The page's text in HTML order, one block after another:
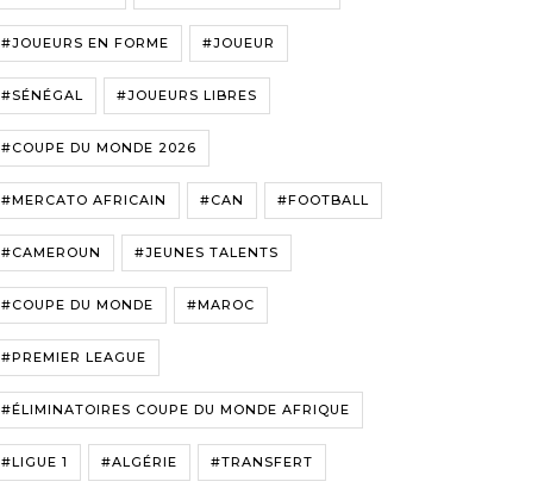
#JOUEURS EN FORME #JOUEUR
#SÉNÉGAL #JOUEURS LIBRES
#COUPE DU MONDE 2026
#MERCATO AFRICAIN #CAN #FOOTBALL
#CAMEROUN #JEUNES TALENTS
#COUPE DU MONDE #MAROC
#PREMIER LEAGUE
#ÉLIMINATOIRES COUPE DU MONDE AFRIQUE
#LIGUE 1 #ALGÉRIE #TRANSFERT